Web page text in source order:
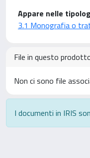
Appare nelle
3.1 Monografia o
File in questo
Non ci sono file
I documenti in IRIS